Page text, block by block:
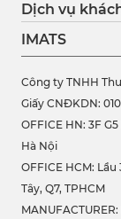
Dịch vụ
IMATS
Công ty TNHH
Giấy CNĐKDN:
OFFICE HN: 3F
Hà Nội
OFFICE HCM: Lầu
Tây, Q7, TPHCM